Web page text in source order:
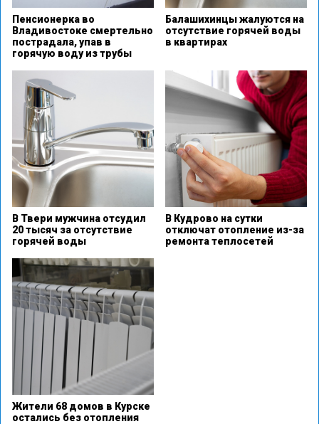
Пенсионерка во
Владивостоке смертельно
пострадала, упав в
горячую воду из трубы
Балашихинцы жалуются на
отсутствие горячей воды
в квартирах
В Твери мужчина отсудил
20 тысяч за отсутствие
горячей воды
В Кудрово на сутки
отключат отопление из-за
ремонта теплосетей
Жители 68 домов в Курске
остались без отопления